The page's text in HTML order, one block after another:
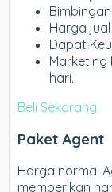
Harga
Dapat
hari.
Beli Sekarang
Paket Agent
Harga normal
memberikan